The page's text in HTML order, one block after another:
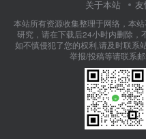
关于本站
本站所有资源收集整理于网络，本
研究，请在下载后24小时内删除，
如不慎侵犯了您的权利,请及时联系
举报/投稿等请联系